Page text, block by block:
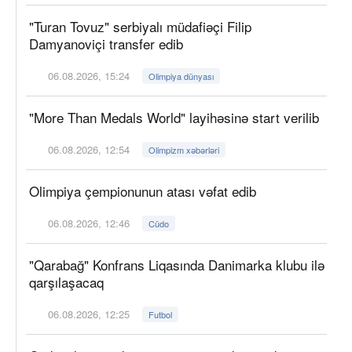
"Turan Tovuz" serbiyalı müdafiəçi Filip
Damyanoviçi transfer edib
06.08.2026, 15:24 Olimpiya dünyası
"More Than Medals World" layihəsinə start verilib
06.08.2026, 12:54 Olimpizm xəbərləri
Olimpiya çempionunun atası vəfat edib
06.08.2026, 12:46 Cüdo
"Qarabağ" Konfrans Liqasında Danimarka klubu ilə
qarşılaşacaq
06.08.2026, 12:25 Futbol